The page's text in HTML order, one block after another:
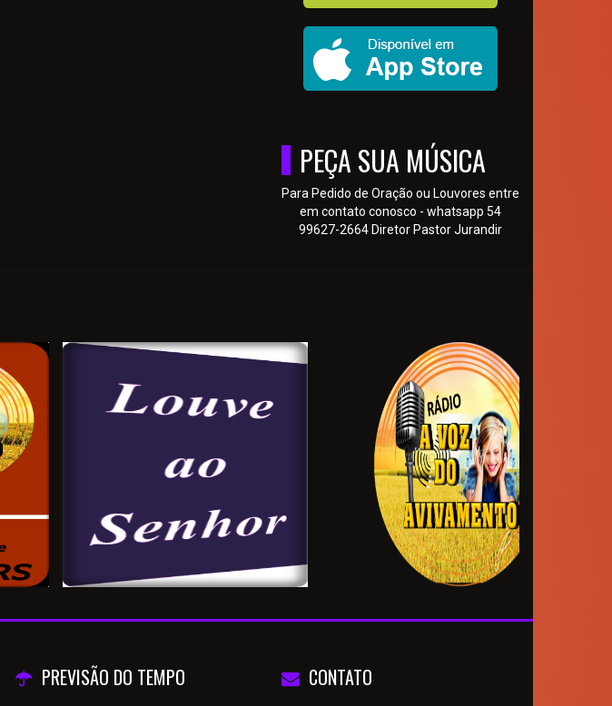
PEÇA SUA MÚSICA
Para Pedido de Oração ou Louvores entre
em contato conosco - whatsapp 54
99627-2664 Diretor Pastor Jurandir
PREVISÃO DO TEMPO CONTATO